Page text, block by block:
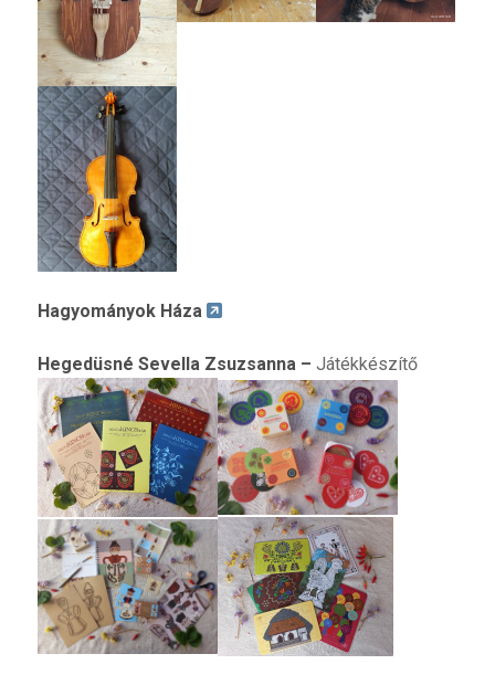
Hagyományok Háza
Hegedüsné Sevella Zsuzsanna – Játékkészítő